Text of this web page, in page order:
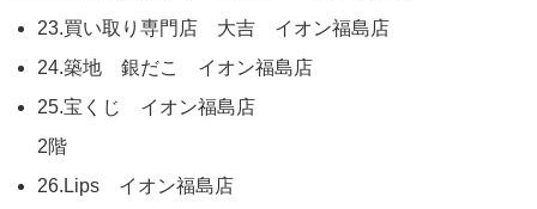
23.買い取り専門店 大吉 イオン福島店
24.築地 銀だこ イオン福島店
25.宝くじ イオン福島店
2階
26.Lips イオン福島店